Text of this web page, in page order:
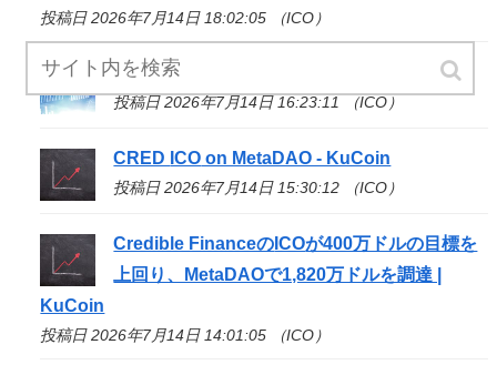
投稿日 2026年7月14日 18:02:05 （ICO）
投資家に何を意味するのか - Coinfomania
投稿日 2026年7月14日 16:23:11 （ICO）
CRED ICO on MetaDAO - KuCoin
投稿日 2026年7月14日 15:30:12 （ICO）
Credible Financeの ICOが400万ドルの目標を
上回り、MetaDAOで1,820万ドルを調達 |
KuCoin
投稿日 2026年7月14日 14:01:05 （ICO）